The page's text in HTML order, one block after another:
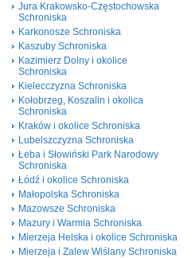
Jura Krakowsko-Częstochowska
Schroniska
Karkonosze Schroniska
Kaszuby Schroniska
Kazimierz Dolny i okolice
Schroniska
Kielecczyzna Schroniska
Kołobrzeg, Koszalin i okolica
Schroniska
Kraków i okolice Schroniska
Lubelszczyzna Schroniska
Łeba i Słowiński Park Narodowy
Schroniska
Łódź i okolice Schroniska
Małopolska Schroniska
Mazowsze Schroniska
Mazury i Warmia Schroniska
Mierzeja Helska i okolice Schroniska
Mierzeja i Zalew Wiślany Schroniska